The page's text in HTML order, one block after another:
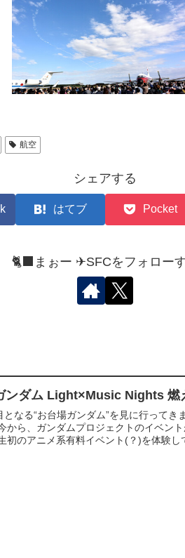
航空
シェアする
はてブ Pocket
🐈‍⬛まぉー ✈︎SFCをフォロー
ンダム Light×Music Nights 燃
となる“お台場ガンダム”を見に行って
から、ガンダムプロジェクトのイベン
初のアニメ系有料イベント(？)を体験し